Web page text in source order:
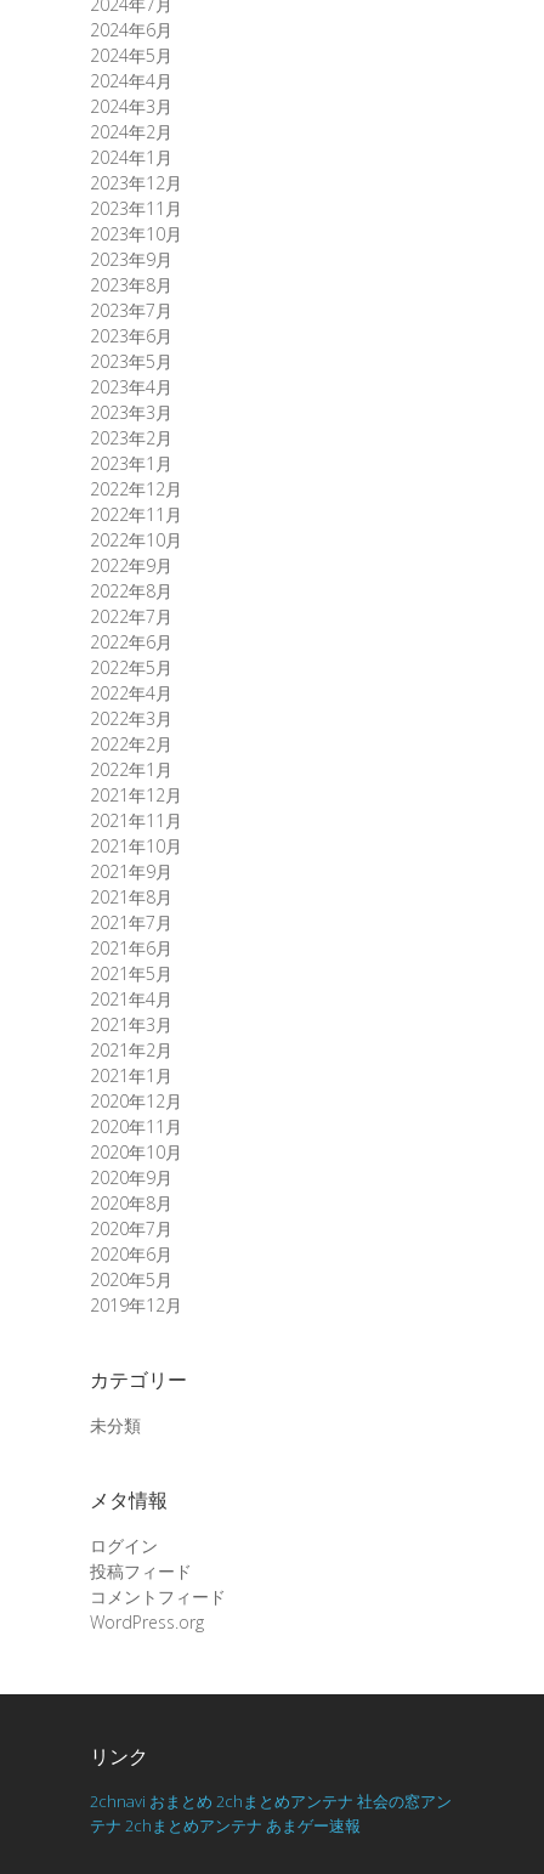
2024年6月
2024年5月
2024年4月
2024年3月
2024年2月
2024年1月
2023年12月
2023年11月
2023年10月
2023年9月
2023年8月
2023年7月
2023年6月
2023年5月
2023年4月
2023年3月
2023年2月
2023年1月
2022年12月
2022年11月
2022年10月
2022年9月
2022年8月
2022年7月
2022年6月
2022年5月
2022年4月
2022年3月
2022年2月
2022年1月
2021年12月
2021年11月
2021年10月
2021年9月
2021年8月
2021年7月
2021年6月
2021年5月
2021年4月
2021年3月
2021年2月
2021年1月
2020年12月
2020年11月
2020年10月
2020年9月
2020年8月
2020年7月
2020年6月
2020年5月
2019年12月
カテゴリー
未分類
メタ情報
ログイン
投稿フィード
コメントフィード
WordPress.org
リンク
2chnavi おまとめ 2chまとめアンテナ 社会の窓アン
テナ 2chまとめアンテナ あまゲー速報